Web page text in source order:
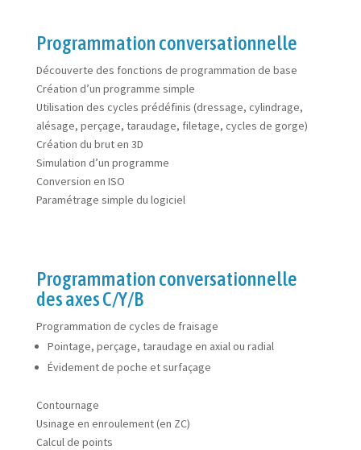
Programmation conversationnelle
Découverte des fonctions de programmation de base
Création d’un programme simple
Utilisation des cycles prédéfinis (dressage, cylindrage,
alésage, perçage, taraudage, filetage, cycles de gorge)
Création du brut en 3D
Simulation d’un programme
Conversion en ISO
Paramétrage simple du logiciel
Programmation conversationnelle
des axes C/Y/B
Programmation de cycles de fraisage
Pointage, perçage, taraudage en axial ou radial
Évidement de poche et surfaçage
Contournage
Usinage en enroulement (en ZC)
Calcul de points